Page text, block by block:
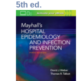
5th ed.